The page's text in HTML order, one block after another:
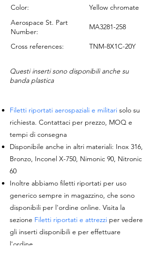
Color:
Yellow chromate
Aerospace St. Part
Number:
MA3281-258
Cross references: TNM-8X1C-20Y
Questi inserti sono disponibili anche su
banda plastica
Filetti riportati aerospaziali e militari solo su
richiesta. Contattaci per prezzo, MOQ e
tempi di consegna
Disponibile anche in altri materiali: Inox 316,
Bronzo, Inconel X-750, Nimonic 90, Nitronic
60
Inoltre abbiamo filetti riportati per uso
generico sempre in magazzino, che sono
disponibili per l'ordine online. Visita la
sezione Filetti riportati e attrezzi per vedere
gli inserti disponibili e per effettuare
l'ordine